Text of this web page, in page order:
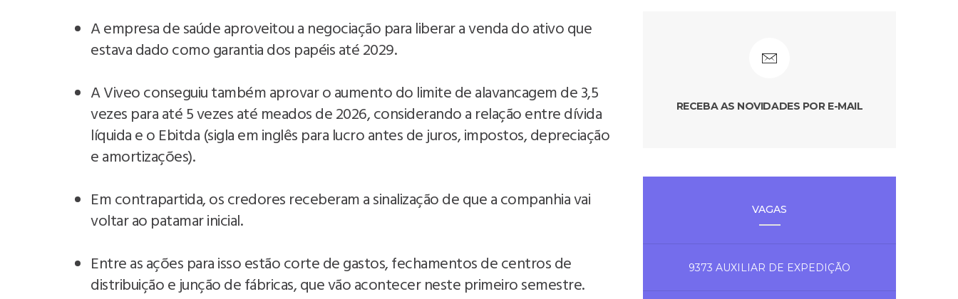
A empresa de saúde aproveitou a negociação para liberar a venda do ativo que
estava dado como garantia dos papéis até 2029.
A Viveo conseguiu também aprovar o aumento do limite de alavancagem de 3,5
vezes para até 5 vezes até meados de 2026, considerando a relação entre dívida
líquida e o Ebitda (sigla em inglês para lucro antes de juros, impostos, depreciação
e amortizações).
Em contrapartida, os credores receberam a sinalização de que a companhia vai
voltar ao patamar inicial.
Entre as ações para isso estão corte de gastos, fechamentos de centros de
distribuição e junção de fábricas, que vão acontecer neste primeiro semestre.
RECEBA AS NOVIDADES POR E-MAIL
VAGAS
9373 AUXILIAR DE EXPEDIÇÃO